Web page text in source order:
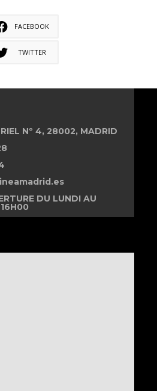
FACEBOOK
TWITTER
Nº 4, 28002, MADRID
DU LUNDI AU